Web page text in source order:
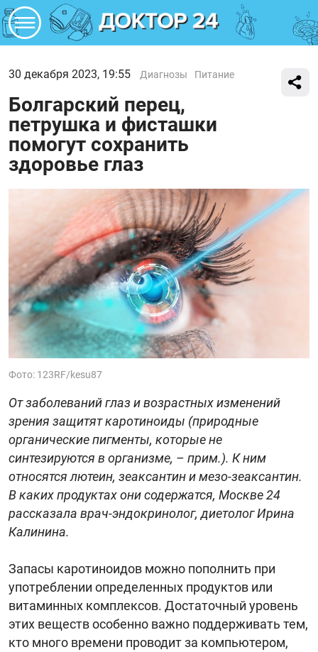
30 декабря 2023, 19:55 Диагнозы Питание
Болгарский перец,
петрушка и фисташки
помогут сохранить
здоровье глаз
Фото: 123RF/kesu87
От заболеваний глаз и возрастных изменений
зрения защитят каротиноиды (природные
органические пигменты, которые не
синтезируются в организме, – прим.). К ним
относятся лютеин, зеаксантин и мезо-зеаксантин.
В каких продуктах они содержатся, Москве 24
рассказала врач-эндокринолог, диетолог Ирина
Калинина.
Запасы каротиноидов можно пополнить при
употреблении определенных продуктов или
витаминных комплексов. Достаточный уровень
этих веществ особенно важно поддерживать тем,
кто много времени проводит за компьютером,